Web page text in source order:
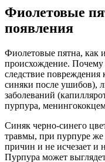
Фиолетовые
появления
Фиолетовые пятна, как
происхождение. Почему
следствие
синяки после ушибов),
заболеваний
пурпура,
Синяк черно-синего
травмы, при пурпуре же
причин и не исчезает и
Пурпура может